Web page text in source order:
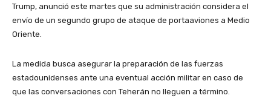
Trump, anunció este martes que su administración considera el
envío de un segundo grupo de ataque de portaaviones a Medio
Oriente.
La medida busca asegurar la preparación de las fuerzas
estadounidenses ante una eventual acción militar en caso de
que las conversaciones con Teherán no lleguen a término.